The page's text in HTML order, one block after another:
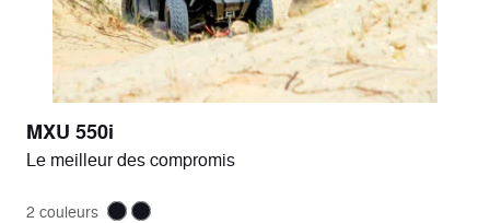
MXU 550i
Le meilleur des compromis
2 couleurs